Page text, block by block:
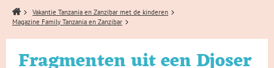
Home
Vakantie Tanzania en Zanzibar met de kinderen
Magazine Family Tanzania en Zanzibar